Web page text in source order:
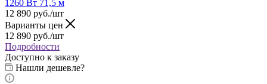
12 890 руб./шт
Варианты цен
12 890 руб./шт
Подробности
Доступно к заказу
Нашли дешевле?